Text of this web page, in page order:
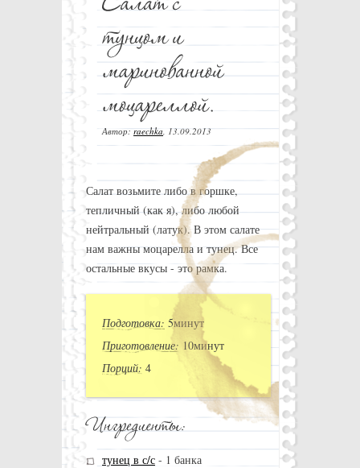
Автор:raechka, 13.09.2013
Салат возьмите либо в горшке,
тепличный (как я), либо любой
нейтральный (латук). В этом салате
нам важны моцарелла и тунец. Все
остальные вкусы - это рамка.
Подготовка: 5минут
Приготовление: 10минут
Порций: 4
тунец в с/с- 1 банка